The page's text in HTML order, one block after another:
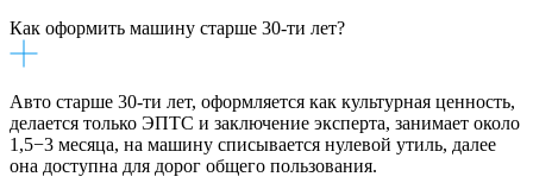
Как оформить машину старше 30-ти лет?
Авто старше 30-ти лет, оформляется как культурная ценность,
делается только ЭПТС и заключение эксперта, занимает около
1,5−3 месяца, на машину списывается нулевой утиль, далее
она доступна для дорог общего пользования.